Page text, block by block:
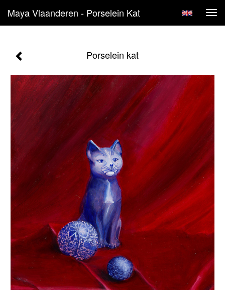
Maya Vlaanderen - Porselein Kat
Porselein kat